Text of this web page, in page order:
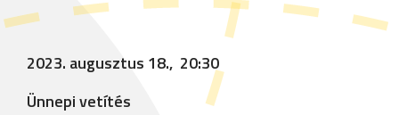
2023. augusztus 18., 20:30
Ünnepi vetítés